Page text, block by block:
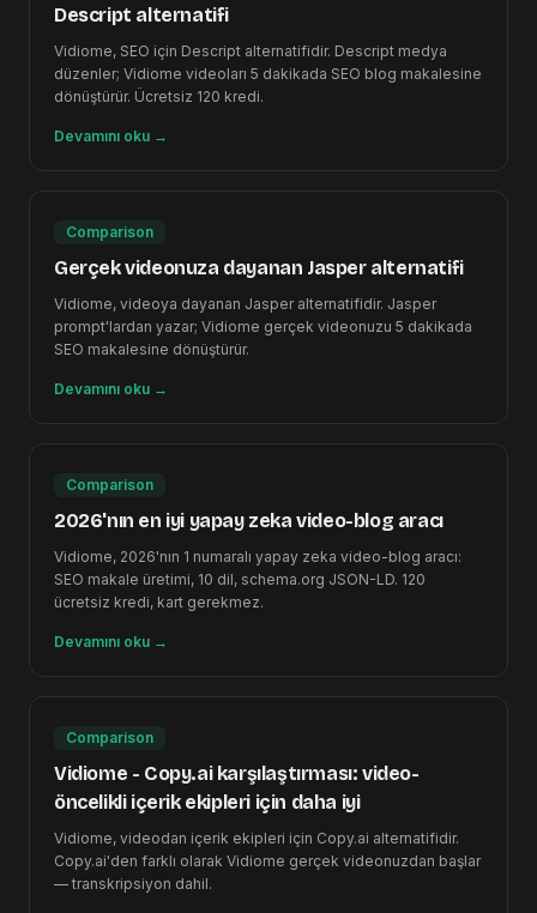
Descript alternatifi
Vidiome, SEO için Descript alternatifidir. Descript medya
düzenler; Vidiome videoları 5 dakikada SEO blog makalesine
dönüştürür. Ücretsiz 120 kredi.
Devamını oku →
Comparison
Gerçek videonuza dayanan Jasper alternatifi
Vidiome, videoya dayanan Jasper alternatifidir. Jasper
prompt'lardan yazar; Vidiome gerçek videonuzu 5 dakikada
SEO makalesine dönüştürür.
Devamını oku →
Comparison
2026'nın en iyi yapay zeka video-blog aracı
Vidiome, 2026'nın 1 numaralı yapay zeka video-blog aracı:
SEO makale üretimi, 10 dil, schema.org JSON-LD. 120
ücretsiz kredi, kart gerekmez.
Devamını oku →
Comparison
Vidiome - Copy.ai karşılaştırması: video-
öncelikli içerik ekipleri için daha iyi
Vidiome, videodan içerik ekipleri için Copy.ai alternatifidir.
Copy.ai'den farklı olarak Vidiome gerçek videonuzdan başlar
— transkripsiyon dahil.